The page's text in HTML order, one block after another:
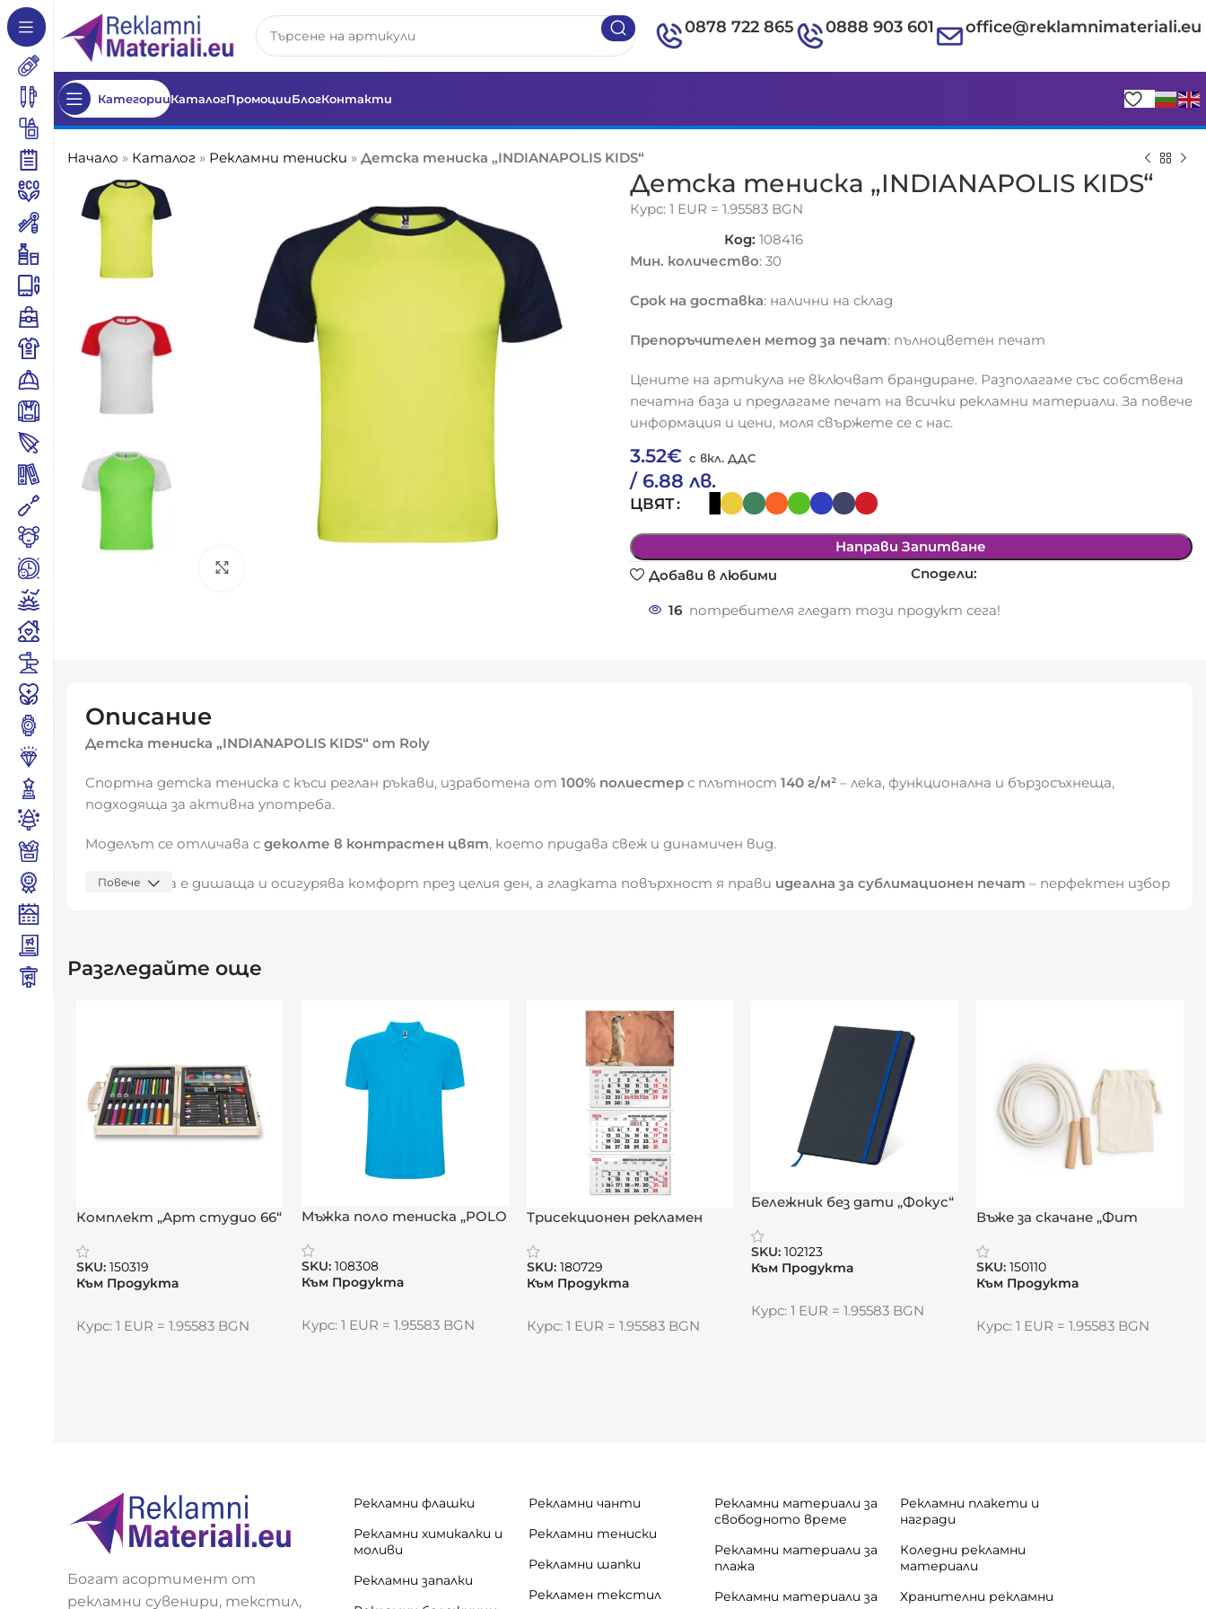
0878 722 865 0888 903 601 office@reklamnimateriali.eu
КатегорииКаталогПромоцииБлогКонтакти
Начало » Каталог » Рекламни тениски »Детска тениска „INDIANAPOLIS KIDS“
Детска тениска „INDIANAPOLIS KIDS“
Курс: 1 EUR = 1.95583 BGN
Код: 108416
Мин. количество: 30
Срок на доставка: налични на склад
Препоръчителен метод за печат: пълноцветен печат
Цените на артикула не включват брандиране. Разполагаме със собствена
печатна база и предлагаме печат на всички рекламни материали. За повече
информация и цени, моля свържете се с нас.
3.52€
/ 6.88 лв.
ЦВЯТ
Направи Запитване
Добави в любими
Сподели:
16 потребителя гледат този продукт сега!
Описание
Детска тениска „INDIANAPOLIS KIDS“ от Roly
Спортна детска тениска с къси реглан ръкави, изработена от 100% полиестер с плътност 140 г/м² – лека, функционална и бързосъхнеща,
подходяща за активна употреба.
Моделът се отличава с деколте в контрастен цвят, което придава свеж и динамичен вид.
Материята е дишаща и осигурява комфорт през целия ден, а гладката повърхност я прави идеална за сублимационен печат – перфектен избор
Повече
Разгледайте още
Комплект „Арт студио 66“
SKU: 150319
Към Продукта
Курс: 1 EUR = 1.95583 BGN
Мъжка поло тениска „POLO
SKU: 108308
Към Продукта
Курс: 1 EUR = 1.95583 BGN
Трисекционен рекламен
SKU: 180729
Към Продукта
Курс: 1 EUR = 1.95583 BGN
Бележник без дати „Фокус“
SKU:102123
Към Продукта
Курс: 1 EUR = 1.95583 BGN
Въже за скачане „Фит
SKU:150110
Към Продукта
Курс: 1 EUR = 1.95583 BGN
Богат асортимент от
рекламни сувенири, текстил,
Рекламни флашки
Рекламни химикалки и
моливи
Рекламни запалки
Рекламни чанти
Рекламни тениски
Рекламни шапки
Рекламен текстил
Рекламни материали за
свободното време
Рекламни материали за
плажа
Рекламни материали за
Рекламни плакети и
награди
Коледни рекламни
материали
Хранителни рекламни